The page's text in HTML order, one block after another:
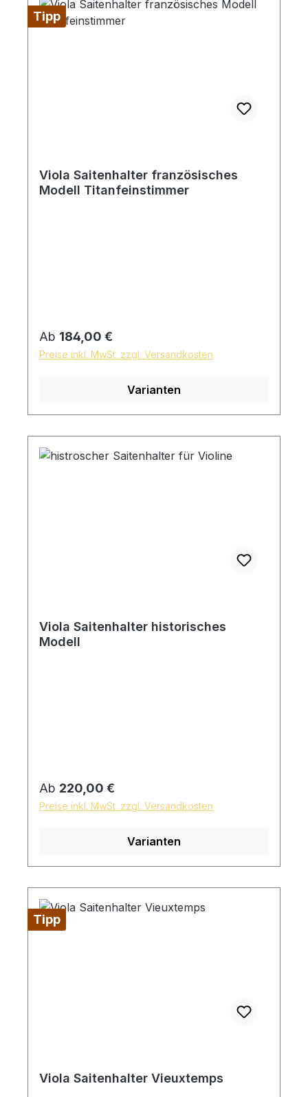
Tipp
Viola Saitenhalter französisches
Modell Titanfeinstimmer
Regulärer Preis:
Ab 184,00 €
Preise inkl. MwSt. zzgl. Versandkosten
Varianten
Viola Saitenhalter historisches
Modell
Regulärer Preis:
Ab 220,00 €
Preise inkl. MwSt. zzgl. Versandkosten
Varianten
Tipp
Viola Saitenhalter Vieuxtemps